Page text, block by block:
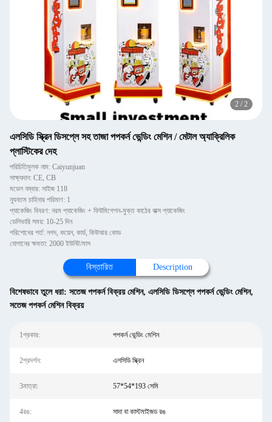
2 / 2
এলসিডি স্ক্রিন ডিসপ্লে সহ তাজা পপকর্ন ভেন্ডিং মেশিন / মেটাল অ্যাক্রিলিক
প্লাস্টিকের দেহ
পরিচিতিমুলক নাম: Caiyunjuan
সাক্ষ্যদান: CE, CB
মডেল নম্বার: সাইজ 118
ন্যূনতম চাহিদার পরিমাণ: 1
প্যাকেজিং বিবরণ: নরম প্যাকেজিং + ফিউমিগেশন-মুক্ত কাঠের বাক্স প্যাকেজিং
ডেলিভারি সময়: 10-25 দিন
পরিশোধের শর্ত: নগদ, কয়েন, কার্ড, কিউআর কোড
যোগানের ক্ষমতা: 2000 ইউনিট/মাস
বিস্তারিত Description
বিশেষভাবে তুলে ধরা: সতেজ পপকর্ন বিক্রয় মেশিন, এলসিডি ডিসপ্লে পপকর্ন ভেন্ডিং মেশিন,
সতেজ পপকর্ন মেশিন বিক্রয়
1প্রকার: পপকর্ন ভেন্ডিং মেশিন
2প্রদর্শন: এলসিডি স্ক্রিন
3মাত্রা: 57*54*193 সেমি
4রঙ: সাদা বা কাস্টমাইজড রঙ